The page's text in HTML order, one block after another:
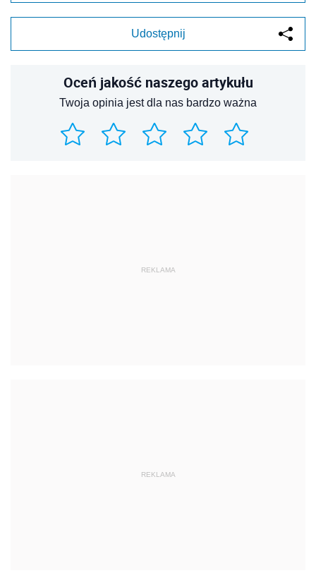
Udostępnij
Oceń jakość naszego artykułu
Twoja opinia jest dla nas bardzo ważna
REKLAMA
REKLAMA